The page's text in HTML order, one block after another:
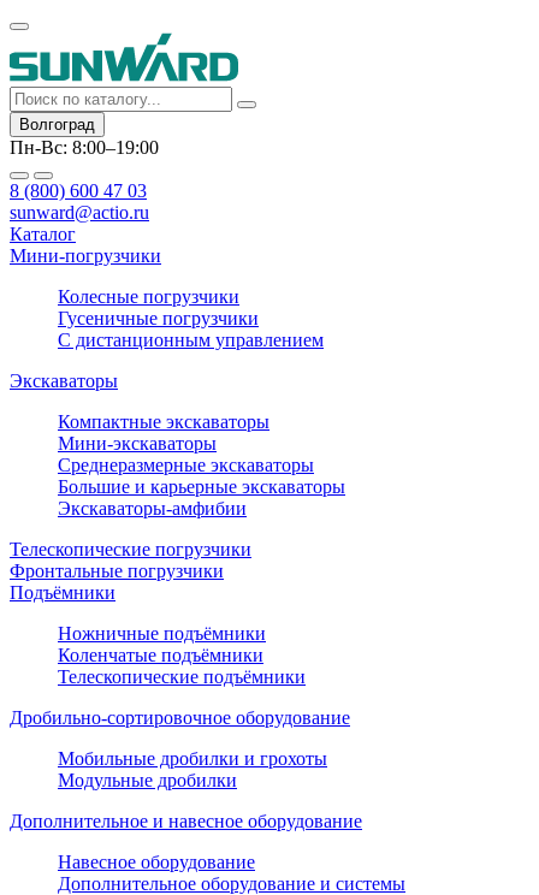
Волгоград
Пн-Вс: 8:00–19:00
8 (800) 600 47 03
sunward@actio.ru
Каталог
Мини-погрузчики
Колесные погрузчики
Гусеничные погрузчики
С дистанционным управлением
Экскаваторы
Компактные экскаваторы
Мини-экскаваторы
Среднеразмерные экскаваторы
Большие и карьерные экскаваторы
Экскаваторы-амфибии
Телескопические погрузчики
Фронтальные погрузчики
Подъёмники
Ножничные подъёмники
Коленчатые подъёмники
Телескопические подъёмники
Дробильно-сортировочное оборудование
Мобильные дробилки и грохоты
Модульные дробилки
Дополнительное и навесное оборудование
Навесное оборудование
Дополнительное оборудование и системы